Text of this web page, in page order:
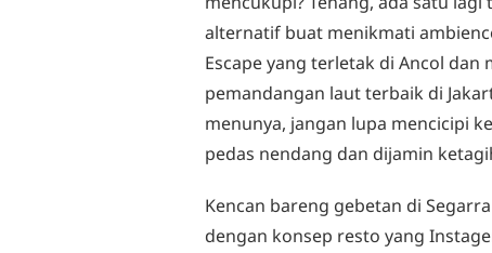
alternatif buat menikmati
Escape yang terletak di Ancol
pemandangan laut terbaik di
menunya, jangan lupa mencicipi
pedas nendang dan dijamin
Kencan bareng gebetan di
dengan konsep resto yang